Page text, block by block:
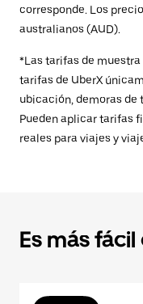
corresponde. Los
australianos (AUD).
*Las tarifas de
tarifas de UberX
ubicación, demoras de
Pueden aplicar tarifas
reales para viajes y
Es más